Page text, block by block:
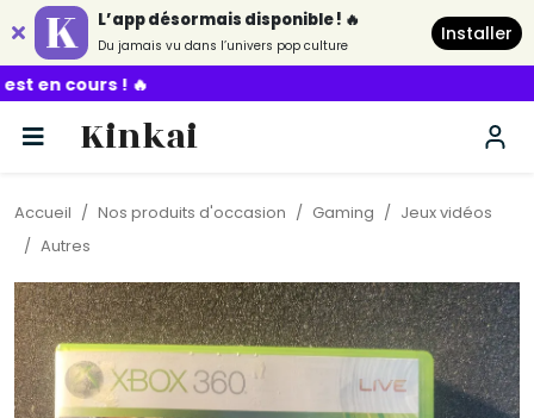
L’app désormais disponible ! 🔥
Du jamais vu dans l’univers pop culture
Installer
Kinkai
Accueil Nos produits d'occasion Gaming
Jeux vidéos
Autres